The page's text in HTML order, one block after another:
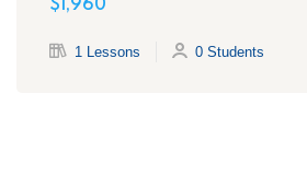
$1,960
1 Lessons 0 Students